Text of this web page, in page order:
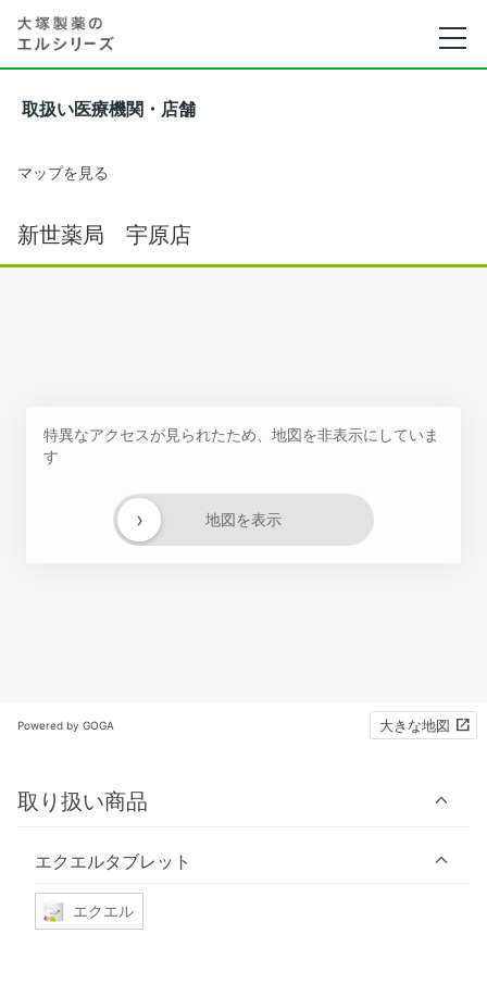
取扱い医療機関・店舗
マップを見る
新世薬局 宇原店
特異なアクセスが見られたため、地図を非表示にしていま
す
地図を表示
›
Powered by GOGA 大きな地図
取り扱い商品
エクエルタブレット
エクエル